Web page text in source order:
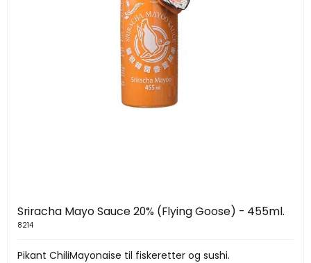
Sriracha Mayo Sauce 20% (Flying Goose) - 455ml.
8214
Pikant ChiliMayonaise til fiskeretter og sushi.